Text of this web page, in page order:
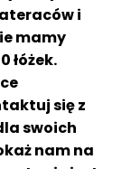
i
mamy
łóżek.
się z
swoich
nam na